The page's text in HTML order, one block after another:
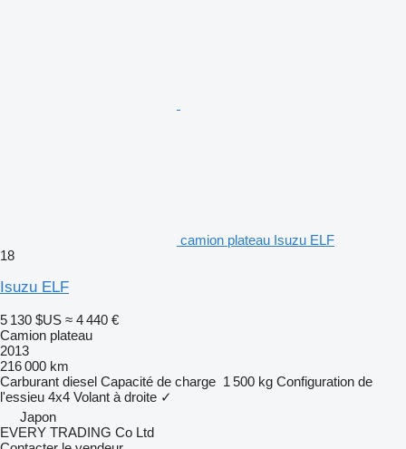
camion plateau Isuzu ELF
18
Isuzu ELF
5 130 $US ≈ 4 440 €
Camion plateau
2013
216 000 km
Carburant diesel Capacité de charge 1 500 kg Configuration de
l'essieu 4x4 Volant à droite ✓
Japon
EVERY TRADING Co Ltd